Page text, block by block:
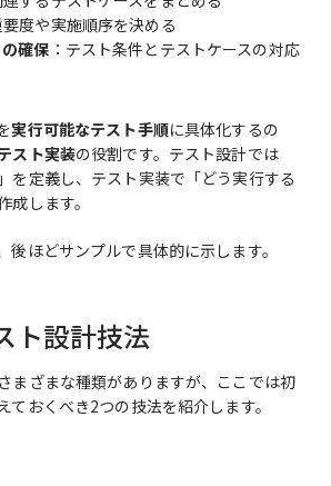
要度や実施順序を決める
確保 ：テスト条件とテストケースの対応
実行可能なテスト手順に具体化するの
スト実装の役割です。テスト設計では
を定義し、テスト実装で「どう実行する
します。
後ほどサンプルで具体的に示します。
ト設計技法
まざまな種類がありますが、ここでは初
ておくべき2つの技法を紹介します。